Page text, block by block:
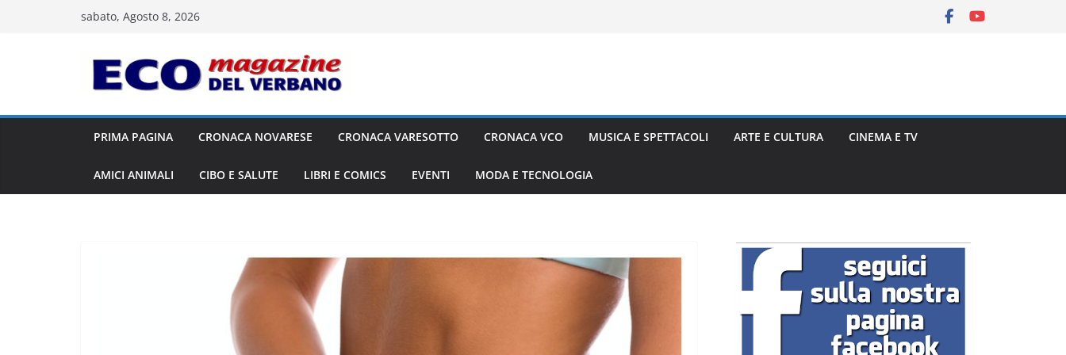
sabato, Agosto 8, 2026
PRIMA PAGINA CRONACA NOVARESE CRONACA VARESOTTO CRONACA VCO MUSICA E SPETTACOLI ARTE E CULTURA CINEMA E TV
AMICI ANIMALI CIBO E SALUTE LIBRI E COMICS EVENTI MODA E TECNOLOGIA